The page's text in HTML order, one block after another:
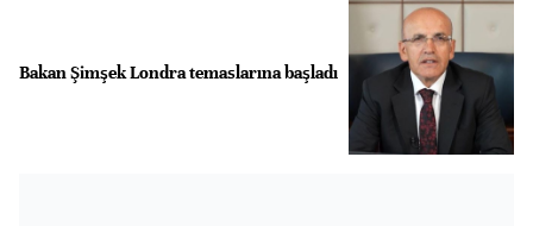
Bakan Şimşek Londra temaslarına başladı